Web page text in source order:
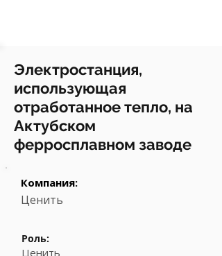
Электростанция,
использующая
отработанное тепло, на
Актубском
ферросплавном заводе
Компания:
Ценить
Роль:
Ценить